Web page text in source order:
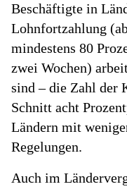
Beschäftigte in
Lohnfortzahlung
mindestens 80
zwei Wochen)
sind – die Zahl der
Schnitt acht
Ländern mit
Regelungen.
Auch im